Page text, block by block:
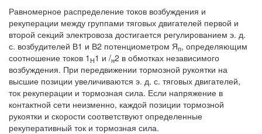
Равномерное распределение токов возбуждения и
рекуперации между группами тяговых двигателей первой и
второй секций электровоза достигается регулированием э. д.
с. возбудителей В1 и В2 потенциометром Яп, определяющим
соотношение токов 1 Н1 и /н2 в обмотках независимого
возбуждения. При передвижении тормозной рукоятки на
высшие позиции увеличиваются э. д. с. тяговых двигателей,
ток рекуперации и тормозная сила. Если напряжение в
контактной сети неизменно, каждой позиции тормозной
рукоятки и скорости соответствуют определенные
рекуперативный ток и тормозная сила.